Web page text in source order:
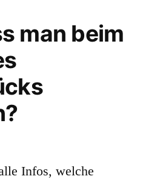
man beim
Infos, welche